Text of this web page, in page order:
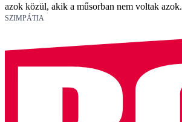
azok közül, akik a műsorban nem voltak azok.
SZIMPÁTIA